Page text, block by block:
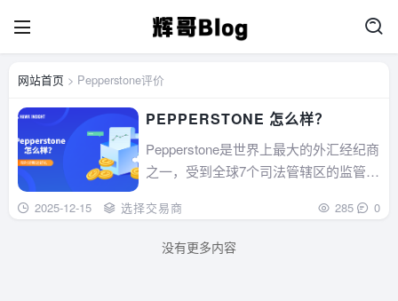
网站首页 > Pepperstone评价
PEPPERSTONE 怎么样？
Pepperstone是世界上最大的外汇经纪商
之一，受到全球7个司法管辖区的监管，
2025-12-15 选择交易商 285 0
没有更多内容